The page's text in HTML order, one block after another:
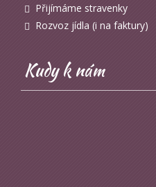
Přijímáme stravenky
Rozvoz jídla (i na faktury)
Kudy k nám